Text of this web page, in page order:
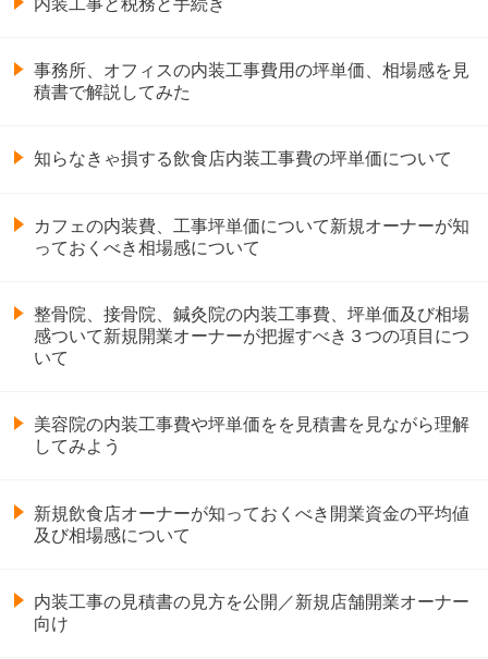
事務所、オフィスの内装工事費用の坪単価、相場感を見
積書で解説してみた
知らなきゃ損する飲食店内装工事費の坪単価について
カフェの内装費、工事坪単価について新規オーナーが知
っておくべき相場感について
整骨院、接骨院、鍼灸院の内装工事費、坪単価及び相場
感ついて新規開業オーナーが把握すべき３つの項目につ
いて
美容院の内装工事費や坪単価をを見積書を見ながら理解
してみよう
新規飲食店オーナーが知っておくべき開業資金の平均値
及び相場感について
内装工事の見積書の見方を公開／新規店舗開業オーナー
向け